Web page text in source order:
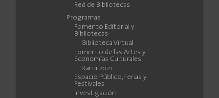
Red de Bibliotecas
Programas
Fomento Editorial y
Bibliotecas
Biblioteca Virtual
Fomento de las Artes y
Economías Culturales
Ranti 2021
Espacio Público, Ferias y
Festivales
Investigación